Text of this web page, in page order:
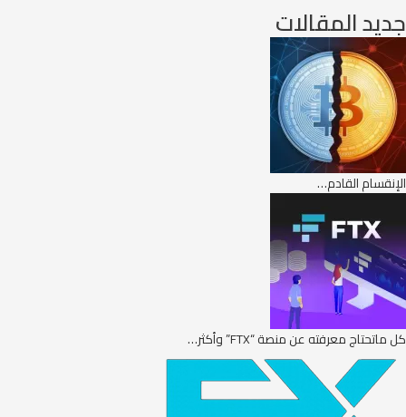
جديد المقالات
الإنقسام القادم…
كل ماتحتاج معرفته عن منصة “FTX” وأكثر…